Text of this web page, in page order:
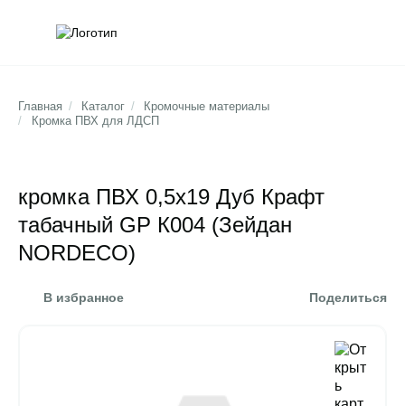
Главная / Каталог /
Кромочные материалы
/
Кромка ПВХ для ЛДСП
кромка ПВХ 0,5х19 Дуб Крафт
табачный GP К004 (Зейдан
NORDECO)
В избранное Поделиться